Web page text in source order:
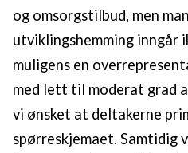
og omsorgstilbud, men
utviklingshemming inngår
muligens en
med lett til moderat grad
vi ønsket at deltakerne
spørreskjemaet. Samtidig